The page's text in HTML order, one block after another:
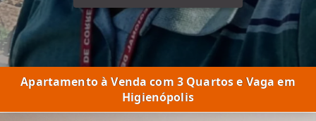
Apartamento à Venda com 3 Quartos e Vaga em
Higienópolis